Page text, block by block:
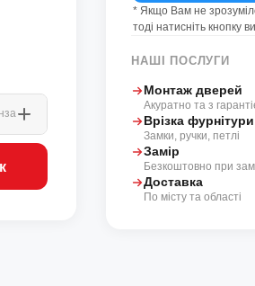
* Якщо Вам не
тоді натисніть кнопку
НАШІ ПОСЛУГИ
Монтаж дверей
Акуратно та з
Врізка фурнітури
Замки, ручки, петлі
Замір
Безкоштовно при
Доставка
По місту та області